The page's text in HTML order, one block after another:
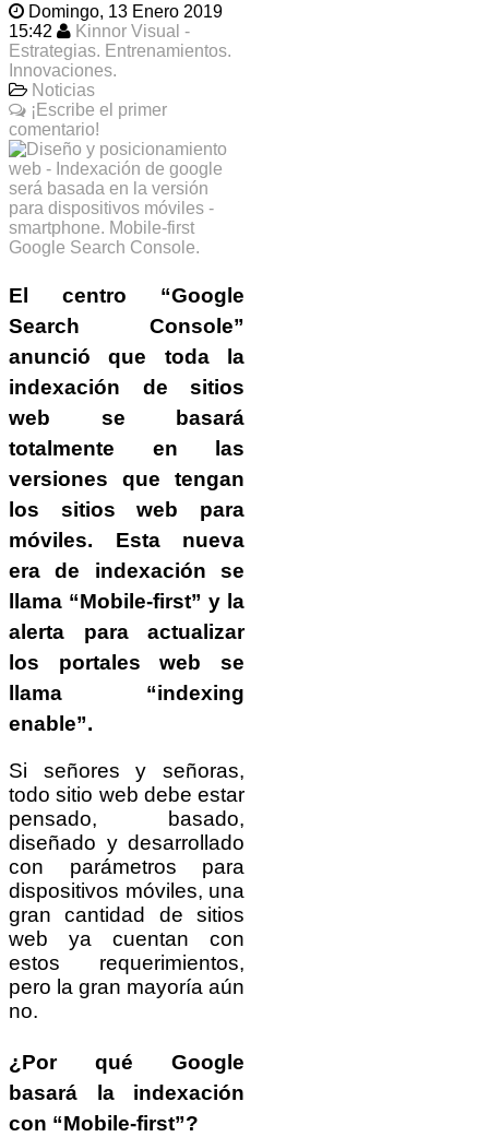
Domingo, 13 Enero 2019
15:42
Kinnor Visual -
Estrategias. Entrenamientos.
Innovaciones.
Noticias
¡Escribe el primer
comentario!
El centro “Google
Search Console”
anunció que toda la
indexación de sitios
web se basará
totalmente en las
versiones que tengan
los sitios web para
móviles. Esta nueva
era de indexación se
llama “Mobile-first” y la
alerta para actualizar
los portales web se
llama “indexing
enable”.
Si señores y señoras,
todo sitio web debe estar
pensado, basado,
diseñado y desarrollado
con parámetros para
dispositivos móviles, una
gran cantidad de sitios
web ya cuentan con
estos requerimientos,
pero la gran mayoría aún
no.
¿Por qué Google
basará la indexación
con “Mobile-first”?